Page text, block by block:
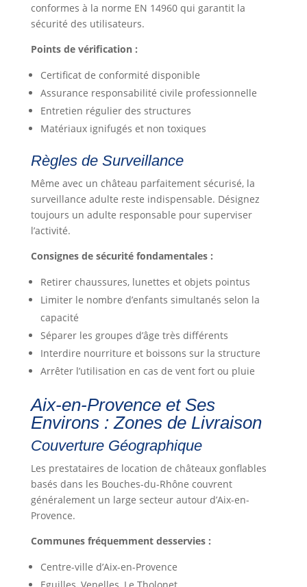
conformes à la norme EN 14960 qui garantit la
sécurité des utilisateurs.
Points de vérification :
Certificat de conformité disponible
Assurance responsabilité civile professionnelle
Entretien régulier des structures
Matériaux ignifugés et non toxiques
Règles de Surveillance
Même avec un château parfaitement sécurisé, la
surveillance adulte reste indispensable. Désignez
toujours un adulte responsable pour superviser
l’activité.
Consignes de sécurité fondamentales :
Retirer chaussures, lunettes et objets pointus
Limiter le nombre d’enfants simultanés selon la
capacité
Séparer les groupes d’âge très différents
Interdire nourriture et boissons sur la structure
Arrêter l’utilisation en cas de vent fort ou pluie
Aix-en-Provence et Ses
Environs : Zones de Livraison
Couverture Géographique
Les prestataires de location de châteaux gonflables
basés dans les Bouches-du-Rhône couvrent
généralement un large secteur autour d’Aix-en-
Provence.
Communes fréquemment desservies :
Centre-ville d’Aix-en-Provence
Eguilles, Venelles, Le Tholonet